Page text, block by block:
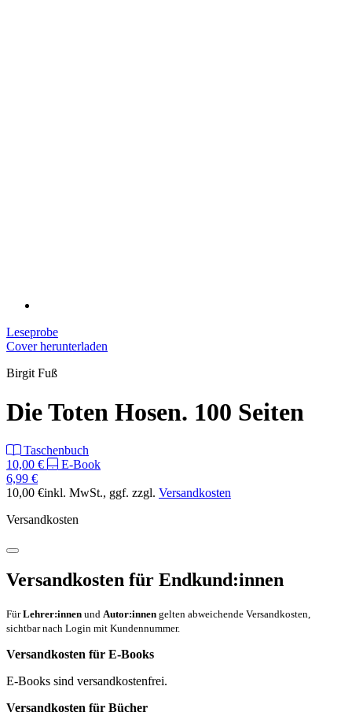
Leseprobe
Cover herunterladen
Birgit Fuß
Die Toten Hosen. 100 Seiten
Taschenbuch
10,00 €
E-Book
6,99 €
10,00 €inkl. MwSt., ggf. zzgl. Versandkosten
Versandkosten
Versandkosten für Endkund:innen
FürLehrer:innen und Autor:innen gelten abweichende Versandkosten,
sichtbar nach Login mit Kundennummer.
Versandkosten für E-Books
E-Books sind versandkostenfrei.
Versandkosten für Bücher